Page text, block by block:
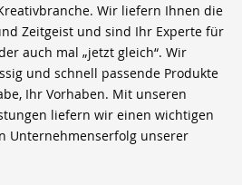
Wir liefern Ihnen die
Zeitgeist und sind Ihr Experte für
auch mal „jetzt gleich“. Wir
und schnell passende Produkte
Ihr Vorhaben. Mit unseren
liefern wir einen wichtigen
Unternehmenserfolg unserer